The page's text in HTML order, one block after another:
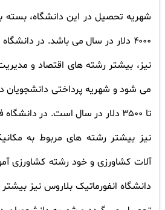
۴۰۰۰ دلار در سال می باشد. در
نیز، بیشتر رشته های اقتصاد و
تا ۳۵۰۰ دلار در سال است. در
نیز بیشتر رشته های مربوط به
آلات کشاورزی و خود رشته کشاورزی
دانشگاه انفورماتیک بلاروس نیز